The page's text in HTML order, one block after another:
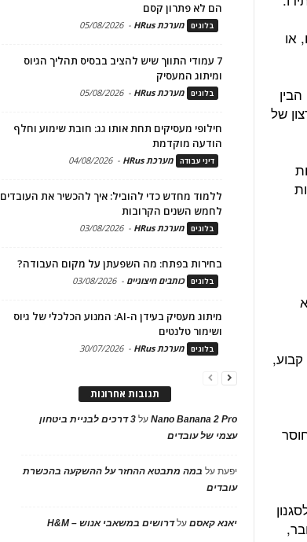
או
של
הם לא פתרון קסם
בלוגים מערכת HRus -
05/08/2026
7 עמודי התווך שיש להציב בבסיס תהליך הגיוס
ומיתוג המעסיק
בלוגים מערכת HRus -
05/08/2026
חילופי מעסיקים תחת אותו גג: חובת שימוע וחלף
הודעה מוקדמת
דיני עבודה מערכת HRus -
04/08/2026
ללמוד מחדש כדי להוביל: איך להכשיר את העובדים
לחמש השנים הקרובות
בלוגים מערכת HRus -
03/08/2026
בחירות בפתח: מה השפעתן על מקום העבודה?
בלוגים כותבים חיצוניים -
03/08/2026
מיתוג מעסיק בעידן ה-AI: המנוע הכלכלי של גיוס
ושימור טלנטים
בלוגים מערכת HRus -
30/07/2026
תגובות אחרונות
Nano Banana 2 Proעל
3 דרכים לבניית ביטחון
עצמי של עובדים
יפעתעל במה מתבטא ההחזר על ההשקעה בהכשרת
עובדים
יאנא קאסםעלדרושים במשאבי אנוש – H&M